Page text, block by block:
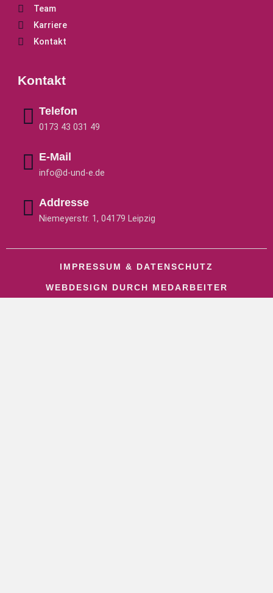
Team
Karriere
Kontakt
Kontakt
Telefon
0173 43 031 49
E-Mail
info@d-und-e.de
Addresse
Niemeyerstr. 1, 04179 Leipzig
IMPRESSUM & DATENSCHUTZ
WEBDESIGN DURCH MEDARBEITER